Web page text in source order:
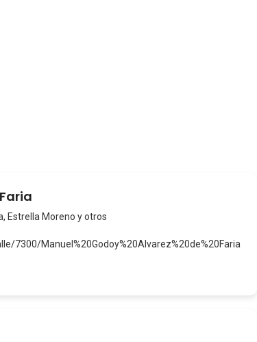
Estrella Moreno y otros
7300/Manuel%20Godoy%20Alvarez%20de%20Faria